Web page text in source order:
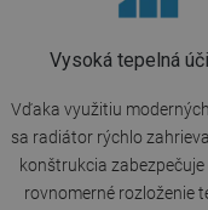
Vysoká tepelná
Vďaka využitiu
sa radiátor rýchlo
konštrukcia zabezpečuje
rovnomerné rozloženie